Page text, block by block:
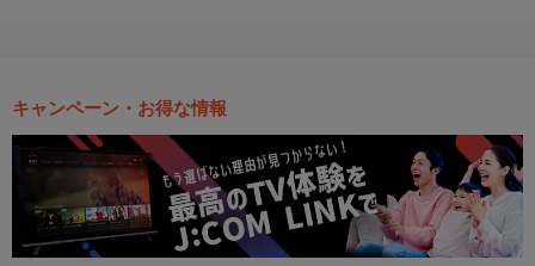
キャンペーン・お得な情報